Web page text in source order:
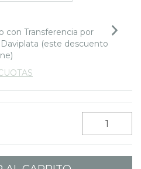
con Transferencia por
(este descuento